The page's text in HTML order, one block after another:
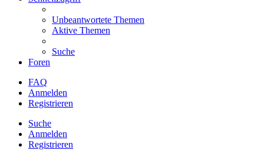
Unbeantwortete Themen
Aktive Themen
Suche
Foren
FAQ
Anmelden
Registrieren
Suche
Anmelden
Registrieren